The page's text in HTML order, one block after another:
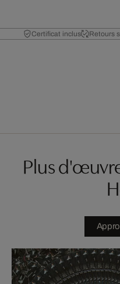
Certificat inclus Retours
Plus